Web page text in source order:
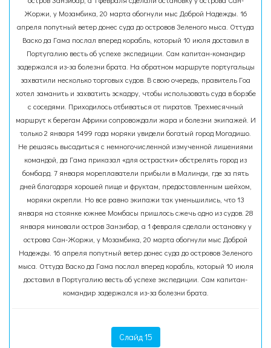
Жоржи, у Мозамбика, 20 марта обогнули мыс Доброй Надежды. 16
апреля попутный ветер донес суда до островов Зеленого мыса. Оттуда
Васко да Гама послал вперед корабль, который 10 июля доставил в
Португалию весть об успехе экспедиции. Сам капитан-командир
задержался из-за болезни брата. На обратном маршруте португальцы
захватили несколько торговых судов. В свою очередь, правитель Гоа
хотел заманить и захватить эскадру, чтобы использовать суда в борэбе
с соседями. Приходилось отбиваться от пиратов. Трехмесячный
маршрут к берегам Африки сопровождали жара и болезни экипажей. И
только 2 января 1499 года моряки увидели богатый город Могадишо.
Не решаясь высадиться с немногочисленной измученной лишениями
командой, да Гама приказал «для острастки» обстрелять город из
бомбард. 7 января мореплаватели прибыли в Малинди, где за пять
дней благодаря хорошей пище и фруктам, предоставленным шейхом,
моряки окрепли. Но все равно экипажи так уменьшились, что 13
января на стоянке южнее Момбасы пришлось сжечь одно из судов. 28
января миновали остров Занзибар, а 1 февраля сделали остановку у
острова Сан-Жоржи, у Мозамбика, 20 марта обогнули мыс Доброй
Надежды. 16 апреля попутный ветер донес суда до островов Зеленого
мыса. Оттуда Васко да Гама послал вперед корабль, который 10 июля
доставил в Португалию весть об успехе экспедиции. Сам капитан-
командир задержался из-за болезни брата.
Слайд 15